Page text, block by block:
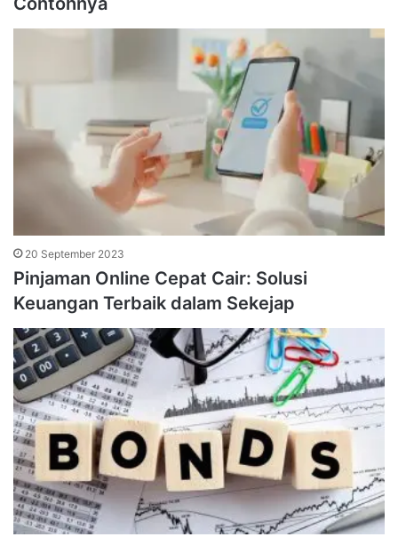
20 September 2023
Pinjaman Online Cepat Cair: Solusi
Keuangan Terbaik dalam Sekejap